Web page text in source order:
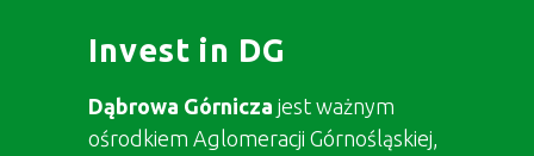
Invest in DG
Dąbrowa Górnicza jest ważnym
ośrodkiem Aglomeracji Górnośląskiej,